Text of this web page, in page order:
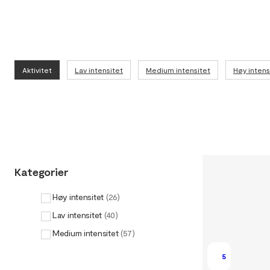
Aktivitet Lav intensitet Medium intensitet Høy
Kategorier
Høy intensitet (26)
Lav intensitet (40)
Medium intensitet (57)
5